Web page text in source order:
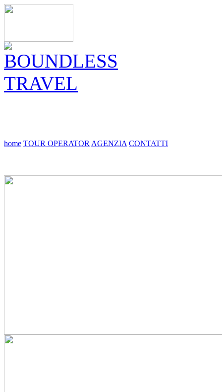
home TOUR OPERATOR AGENZIA CONTATTI